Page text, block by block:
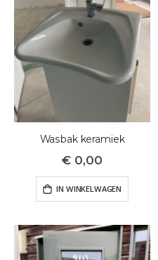
Wasbak keramiek
€ 0,00
IN WINKELWAGEN